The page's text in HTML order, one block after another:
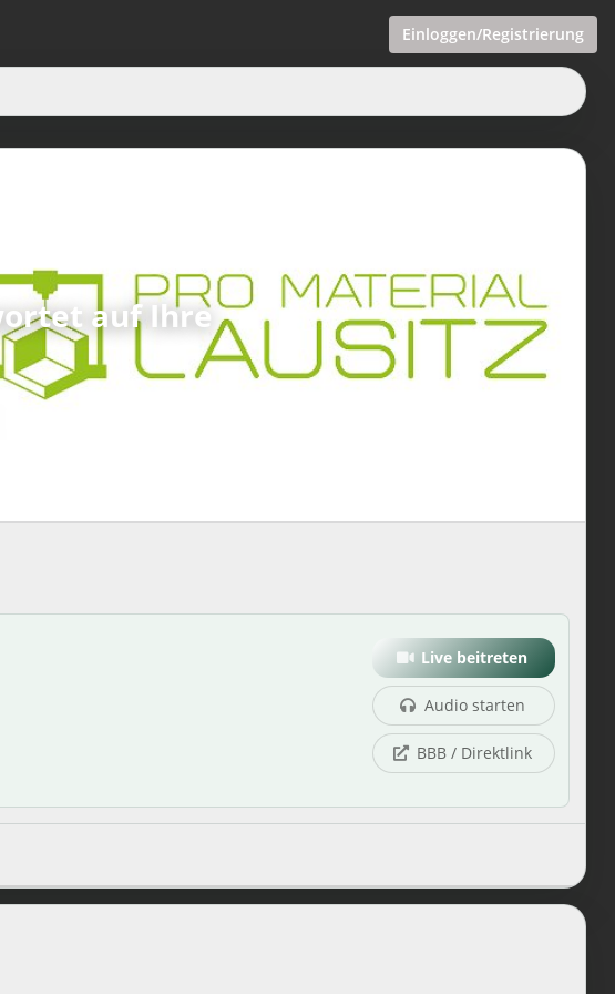
Einloggen/Registrierung
auf Ihre
Live beitreten
Audio starten
BBB / Direktlink